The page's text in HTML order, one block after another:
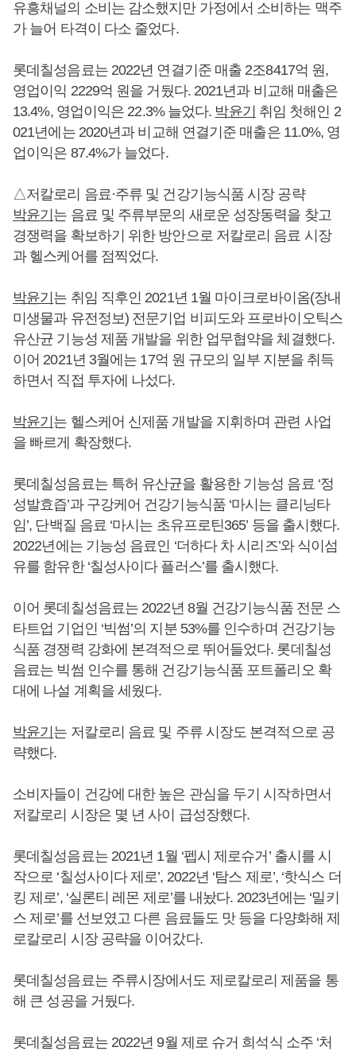
유흥채널의 소비는 감소했지만 가정에서 소비하는 맥주
가 늘어 타격이 다소 줄었다.
롯데칠성음료는 2022년 연결기준 매출 2조8417억 원,
영업이익 2229억 원을 거뒀다. 2021년과 비교해 매출은
13.4%, 영업이익은 22.3% 늘었다. 박윤기 취임 첫해인 2
021년에는 2020년과 비교해 연결기준 매출은 11.0%, 영
업이익은 87.4%가 늘었다.
△저칼로리 음료·주류 및 건강기능식품 시장 공략
박윤기는 음료 및 주류부문의 새로운 성장동력을 찾고
경쟁력을 확보하기 위한 방안으로 저칼로리 음료 시장
과 헬스케어를 점찍었다.
박윤기는 취임 직후인 2021년 1월 마이크로바이옴(장내
미생물과 유전정보) 전문기업 비피도와 프로바이오틱스
유산균 기능성 제품 개발을 위한 업무협약을 체결했다.
이어 2021년 3월에는 17억 원 규모의 일부 지분을 취득
하면서 직접 투자에 나섰다.
박윤기는 헬스케어 신제품 개발을 지휘하며 관련 사업
을 빠르게 확장했다.
롯데칠성음료는 특허 유산균을 활용한 기능성 음료 ‘정
성발효즙’과 구강케어 건강기능식품 ‘마시는 클리닝타
임’, 단백질 음료 ‘마시는 초유프로틴365’ 등을 출시했다.
2022년에는 기능성 음료인 ‘더하다 차 시리즈’와 식이섬
유를 함유한 ‘칠성사이다 플러스’를 출시했다.
이어 롯데칠성음료는 2022년 8월 건강기능식품 전문 스
타트업 기업인 ‘빅썸’의 지분 53%를 인수하며 건강기능
식품 경쟁력 강화에 본격적으로 뛰어들었다. 롯데칠성
음료는 빅썸 인수를 통해 건강기능식품 포트폴리오 확
대에 나설 계획을 세웠다.
박윤기는 저칼로리 음료 및 주류 시장도 본격적으로 공
략했다.
소비자들이 건강에 대한 높은 관심을 두기 시작하면서
저칼로리 시장은 몇 년 사이 급성장했다.
롯데칠성음료는 2021년 1월 ‘펩시 제로슈거’ 출시를 시
작으로 ‘칠성사이다 제로’, 2022년 ‘탐스 제로’, ‘핫식스 더
킹 제로’, ‘실론티 레몬 제로’를 내놨다. 2023년에는 ‘밀키
스 제로’를 선보였고 다른 음료들도 맛 등을 다양화해 제
로칼로리 시장 공략을 이어갔다.
롯데칠성음료는 주류시장에서도 제로칼로리 제품을 통
해 큰 성공을 거뒀다.
롯데칠성음료는 2022년 9월 제로 슈거 희석식 소주 ‘처